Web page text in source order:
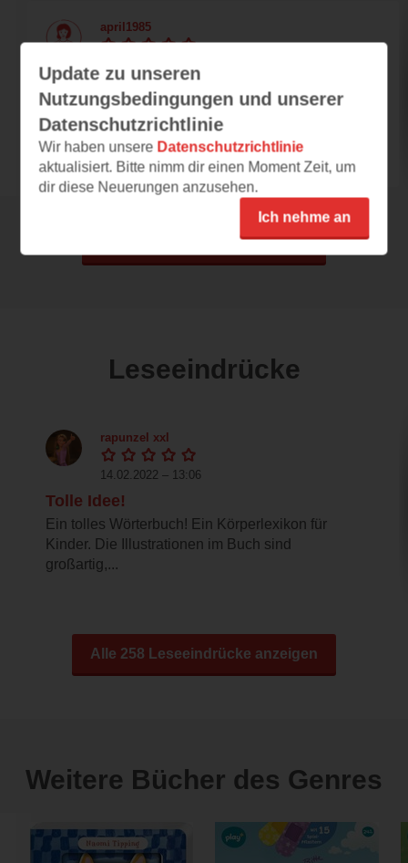
april1985
lehrreich und empfehlenswert
Mein Körper ist toll, einzigartig und ich kann
richtig viele Sachen machen! 'Hallo, das bin...
Alle 58 Rezensionen anzeigen
Leseeindrücke
rapunzel xxl
14.02.2022 – 13:06
Tolle Idee!
Ein tolles Wörterbuch! Ein Körperlexikon für
Kinder. Die Illustrationen im Buch sind
großartig,...
Alle 258 Leseeindrücke anzeigen
Weitere Bücher des Genres
Update zu unseren
Nutzungsbedingungen und unserer
Datenschutzrichtlinie
Wir haben unsere Datenschutzrichtlinie
aktualisiert. Bitte nimm dir einen Moment Zeit, um
dir diese Neuerungen anzusehen.
Ich nehme an